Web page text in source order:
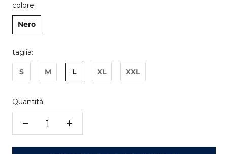
colore:
Nero
taglia:
S M L XL XXL
Quantità: